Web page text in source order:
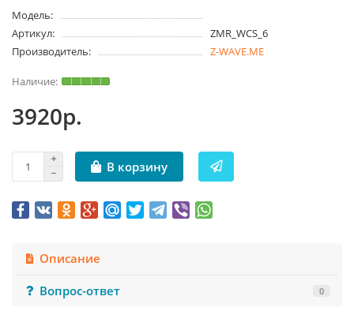
Модель:
Артикул:
ZMR_WCS_6
Производитель:
Z-WAVE.ME
3920р.
В корзину
Описание
Вопрос-ответ
0